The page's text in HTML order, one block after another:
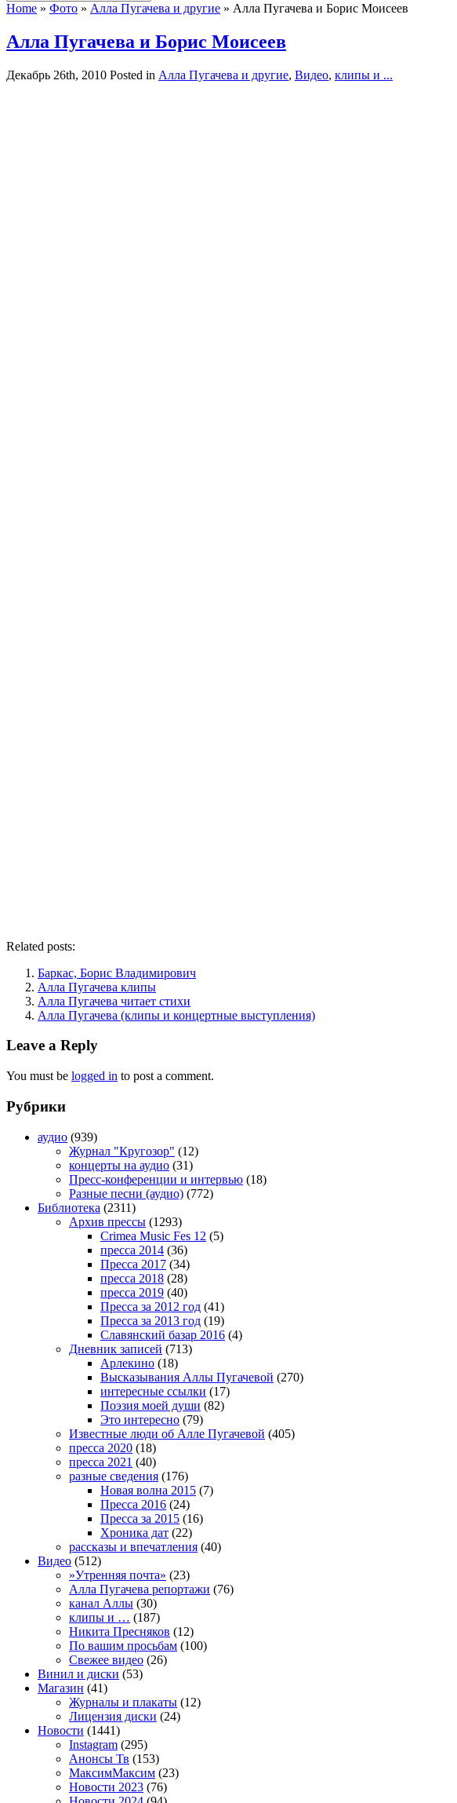
Home » Фото » Алла Пугачева и другие » Алла Пугачева и Борис Моисеев
Алла Пугачева и Борис Моисеев
Декабрь 26th, 2010 Posted in Алла Пугачева и другие, Видео, клипы и ...
Related posts:
Баркас, Борис Владимирович
Алла Пугачева клипы
Алла Пугачева читает стихи
Алла Пугачева (клипы и концертные выступления)
Leave a Reply
You must be logged in to post a comment.
Рубрики
аудио (939)
Журнал "Кругозор" (12)
концерты на аудио (31)
Пресс-конференции и интервью (18)
Разные песни (аудио) (772)
Библиотека (2311)
Архив прессы (1293)
Crimea Music Fes 12 (5)
пресса 2014 (36)
Пресса 2017 (34)
пресса 2018 (28)
пресса 2019 (40)
Пресса за 2012 год (41)
Пресса за 2013 год (19)
Славянский базар 2016 (4)
Дневник записей (713)
Арлекино (18)
Высказывания Аллы Пугачевой (270)
интересные ссылки (17)
Поэзия моей души (82)
Это интересно (79)
Известные люди об Алле Пугачевой (405)
пресса 2020 (18)
пресса 2021 (40)
разные сведения (176)
Новая волна 2015 (7)
Пресса 2016 (24)
Пресса за 2015 (16)
Хроника дат (22)
рассказы и впечатления (40)
Видео (512)
»Утренняя почта» (23)
Алла Пугачева репортажи (76)
канал Аллы (30)
клипы и … (187)
Никита Пресняков (12)
По вашим просьбам (100)
Свежее видео (26)
Винил и диски (53)
Магазин (41)
Журналы и плакаты (12)
Лицензия диски (24)
Новости (1441)
Instagram (295)
Анонсы Тв (153)
МаксимМаксим (23)
Новости 2023 (76)